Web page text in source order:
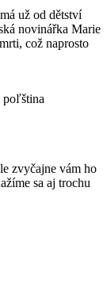
už od dětství
novinářka Marie
což naprosto
poľština
zvyčajne vám ho
sa aj trochu